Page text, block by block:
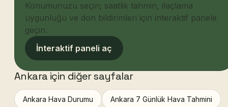
Konumunuzu seçin; saatlik tahmin, ilaçlama
uygunluğu ve don bildirimleri için interaktif panele
geçin.
İnteraktif paneli aç
Ankara için diğer sayfalar
Ankara Hava Durumu Ankara 7 Günlük Hava Tahmini